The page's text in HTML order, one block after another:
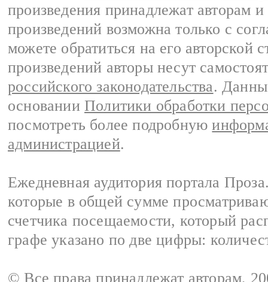
произведения принадлежат авторам
произведений возможна только с
можете обратиться на его авторской
произведений авторы несут
российского законодательства.
основании Политики обработки
посмотреть более подробную
администрацией.
Ежедневная аудитория портала
которые в общей сумме
счетчика посещаемости, который
графе указано по две цифры:
© Все права принадлежат авторам,